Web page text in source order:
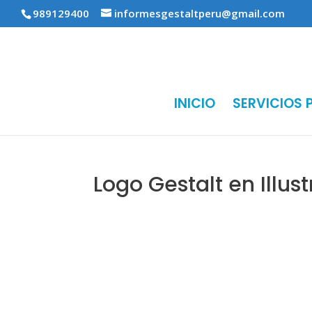
989129400 informesgestaltperu@gmail.com
INICIO SERVICIOS
Logo Gestalt en